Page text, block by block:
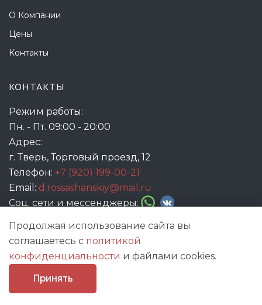
О Компании
Цены
Контакты
КОНТАКТЫ
Режим работы:
Пн. - Пт. 09:00 - 20:00
Адрес:
г. Тверь, Торговый проезд, 12
Телефон: +7 (920) 199-00-21
Email: d.rossashanskiy@mail.ru
Соц. сети и мессенджеры:
Продолжая использование сайта вы
соглашаетесь с политикой
конфиденциальности и файлами cookies.
Принять